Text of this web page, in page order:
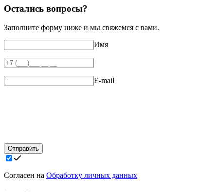
Остались вопросы?
Заполните форму ниже и мы свяжемся с вами.
Имя
E-mail
Отправить
Согласен на Обработку личных данных